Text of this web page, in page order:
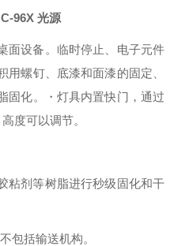
96X 光源
面设备。 临时停止、电子元件
用螺钉、
底漆和面漆的固定、
固化。
・灯具内置快门，通过
度可以调节。
粘剂等树脂进行秒级固化和干
包括输送机构。